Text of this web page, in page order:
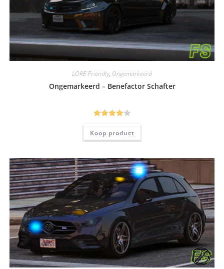
LORE-Friendly, Ongemarkeerd
Ongemarkeerd – Benefactor Schafter
Gewaarde
erd 4.00
Koop product